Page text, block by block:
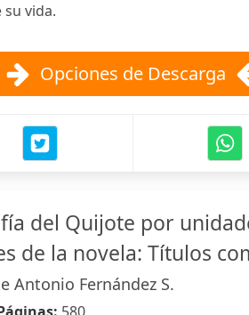
vida.
Opciones de Descarga
del Quijote por
de la novela: Títulos
Antonio Fernández S.